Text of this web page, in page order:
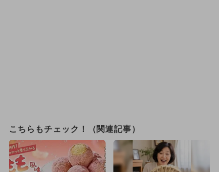
こちらもチェック！（関連記事）